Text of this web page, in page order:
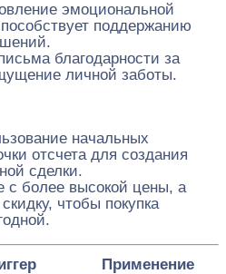
эмоциональной
поддержанию
благодарности за
личной заботы.
начальных
отсчета для создания
сделки.
с более высокой цены, а
чтобы покупка
Применение